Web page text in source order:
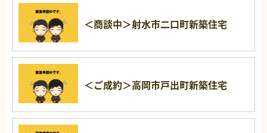
＜商談中＞射水市二口町新築住宅
＜ご成約＞高岡市戸出町新築住宅